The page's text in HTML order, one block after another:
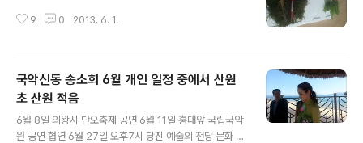
9 0 2013. 6. 1.
국악신동 송소희 6월 개인 일정 중에서 산원
초 산원 적음
6월 8일 의왕시 단오축제 공연 6월 11일 홍대앞 국립국악
원 공연 협연 6월 27일 오후7시 당진 예술의 전당 문화 예